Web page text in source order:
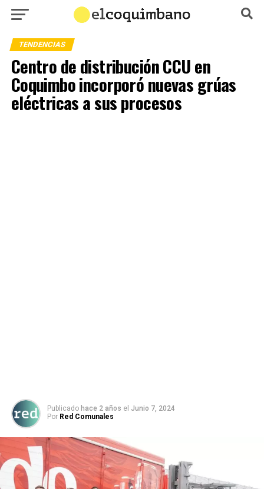
TENDENCIAS
Centro de distribución CCU en
Coquimbo incorporó nuevas grúas
eléctricas a sus procesos
Publicado hace 2 años el Junio 7, 2024
Por Red Comunales